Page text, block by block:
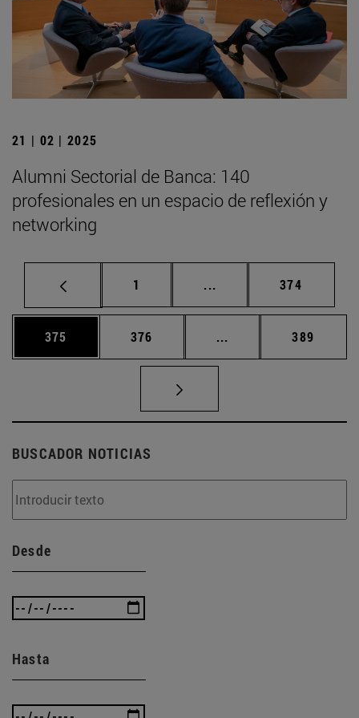
21 | 02 | 2025
Alumni Sectorial de Banca: 140
profesionales en un espacio de reflexión y
networking
Página
1 ... Páginas intermedias
Página
374
Página
375 Página
376 ... Páginas intermedias
Página
389
BUSCADOR NOTICIAS
Desde
Hasta